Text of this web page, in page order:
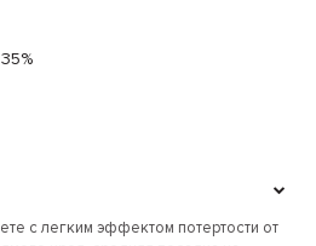
с легким эффектом потертости от